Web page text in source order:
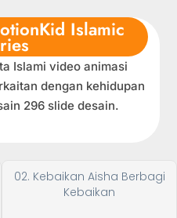
Islamic
Islami video animasi
dengan kehidupan
296 slide desain.
02. Kebaikan Aisha Berbagi
Kebaikan